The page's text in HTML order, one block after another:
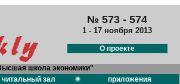
№ 573 - 574
1 - 17 ноября 2013
О проекте
школа экономики"
читальный зал
приложения